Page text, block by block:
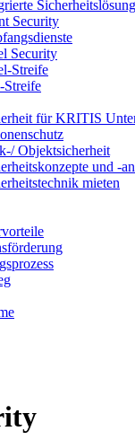
Security
Security
Streife
Streife
für KRITIS
Objektsicherheit
und -
mieten